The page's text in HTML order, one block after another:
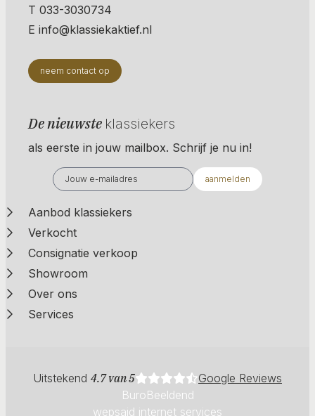
T 033-3030734
E info@klassiekaktief.nl
neem contact op
De nieuwste klassiekers
als eerste in jouw mailbox. Schrijf je nu in!
aanmelden
Aanbod klassiekers
Verkocht
Consignatie verkoop
Showroom
Over ons
Services
Uitstekend 4.7 van 5
Google Reviews
BuroBeeldend
wepsaid internet services